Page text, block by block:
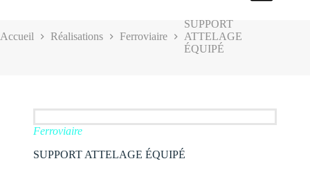
Accueil Réalisations Ferroviaire
SUPPORT
ATTELAGE
ÉQUIPÉ
Ferroviaire
SUPPORT ATTELAGE ÉQUIPÉ